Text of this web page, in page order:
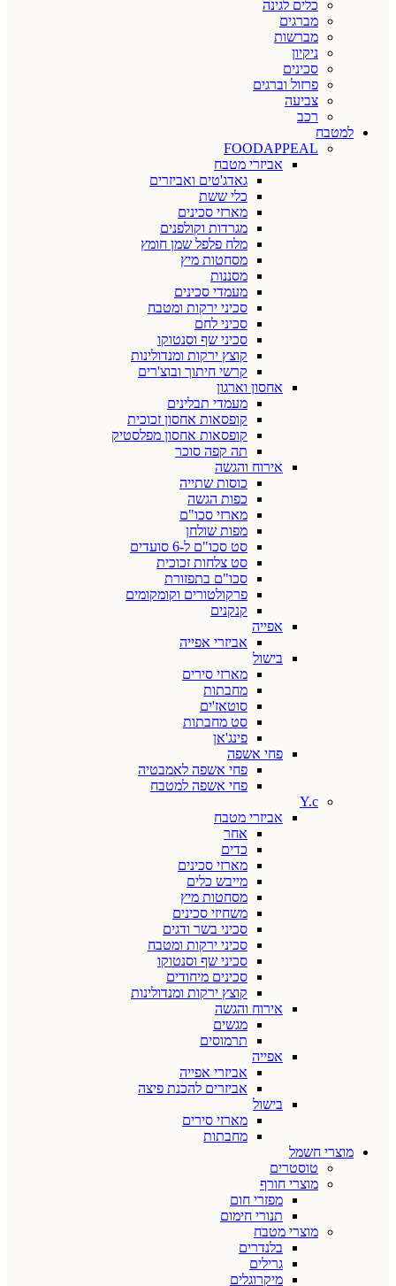
כלים לגינה
מברגים
מברשות
ניקיון
סכינים
פרזול וברגים
צביעה
רכב
למטבח
FOODAPPEAL
אביזרי מטבח
גאדג'טים ואביזרים
כלי ששת
מארזי סכינים
מגרדות וקולפנים
מלח פלפל שמן חומץ
מסחטות מיץ
מסננות
מעמדי סכינים
סכיני ירקות ומטבח
סכיני לחם
סכיני שף וסנטוקו
קוצץ ירקות ומנדולינות
קרשי חיתוך ובוצ'רים
אחסון וארגון
מעמדי תבלינים
קופסאות אחסון זכוכית
קופסאות אחסון מפלסטיק
תה קפה סוכר
אירוח והגשה
כוסות שתייה
כפות הגשה
מארזי סכו"ם
מפות שולחן
סט סכו"ם ל-6 סועדים
סט צלחות זכוכית
סכו"ם בתפזורת
פרקולטורים וקומקומים
קנקנים
אפייה
אביזרי אפייה
בישול
מארזי סירים
מחבתות
סוטאז'ים
סט מחבתות
פינג'אן
פחי אשפה
פחי אשפה לאמבטיה
פחי אשפה למטבח
Y.c
אביזרי מטבח
אחר
כדים
מארזי סכינים
מייבש כלים
מסחטות מיץ
משחיזי סכינים
סכיני בשר ודגים
סכיני ירקות ומטבח
סכיני שף וסנטוקו
סכינים מיחודים
קוצץ ירקות ומנדולינות
אירוח והגשה
מגשים
תרמוסים
אפייה
אביזרי אפייה
אביזרים להכנת פיצה
בישול
מארזי סירים
מחבתות
מוצרי חשמל
טוסטרים
מוצרי חורף
מפזרי חום
תנורי חימום
מוצרי מטבח
בלנדרים
גרילים
מיקרוגלים